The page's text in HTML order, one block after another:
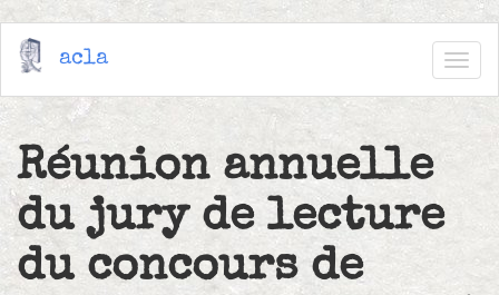
Aller
au
principal
acla
Réunion annuelle
du jury de lecture
du concours de